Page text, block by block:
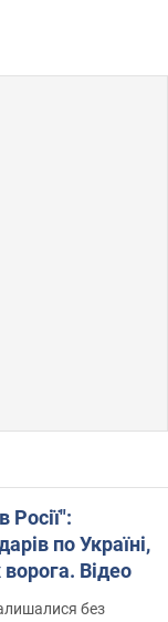
Росії":
по Україні,
Відео
без